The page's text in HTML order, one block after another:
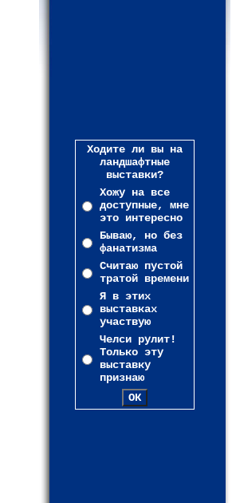
Ходите ли вы на
ландшафтные
выставки?
Хожу на все
доступные, мне
это интересно
Бываю, но без
фанатизма
Считаю пустой
тратой времени
Я в этих
выставках
участвую
Челси рулит!
Только эту
выставку
признаю